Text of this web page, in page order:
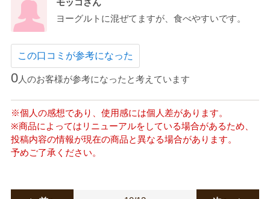
モッコさん
ヨーグルトに混ぜてますが、食べやすいです。
この口コミが参考になった
0人のお客様が参考になったと考えています
※個人の感想であり、使用感には個人差があります。
※商品によってはリニューアルをしている場合があるため、
投稿内容の情報が現在の商品と異なる場合があります。
予めご了承ください。